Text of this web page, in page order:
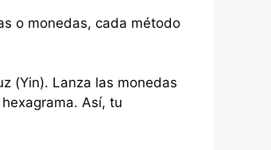
o monedas, cada método
(Yin). Lanza las monedas
Así, tu